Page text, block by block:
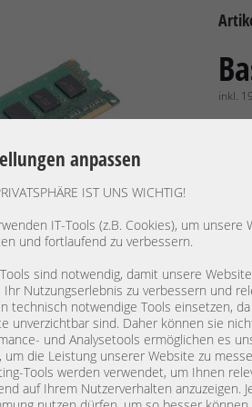
anpassen
IST UNS WICHTIG!
IT-Tools (z.B. Cookies), um unsere
und fortlaufend zu verbessern.
sind notwendig, damit unsere
Ihr Nutzungserlebnis zu verbessern und
technisch notwendige Tools einsetzen,
unverzichtbar sind. Daher können sie
und Analysetools ermöglichen es
um die Leistung unserer Website zu
Tools werden verwendet, um Ihnen
auf Ihrem Nutzerverhalten anzuzeigen.
inkl.
Low